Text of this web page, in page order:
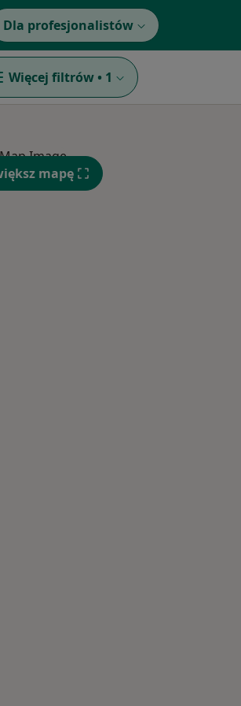
Dla profesjonalistów
Więcej filtrów • 1
mapę